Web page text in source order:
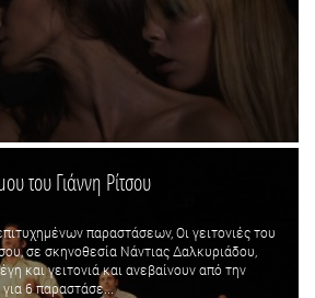
του Γιάννη Ρίτσου
παραστάσεων, Οι γειτονιές του
σε σκηνοθεσία Νάντιας Δαλκυριάδου,
και γειτονιά και ανεβαίνουν από την
6 παραστάσε...